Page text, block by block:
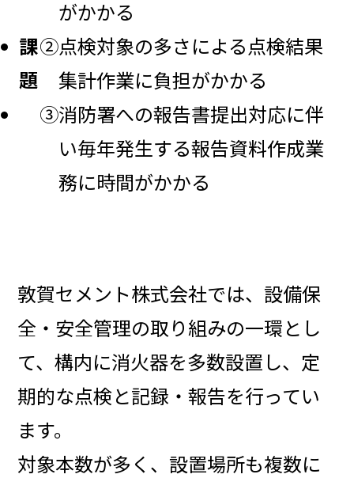
課
題
がかかる
②点検対象の多さによる点検結果
集計作業に負担がかかる
③消防署への報告書提出対応に伴
い毎年発生する報告資料作成業
務に時間がかかる
敦賀セメント株式会社では、設備保
全・安全管理の取り組みの一環とし
て、構内に消火器を多数設置し、定
期的な点検と記録・報告を行ってい
ます。
対象本数が多く、設置場所も複数に